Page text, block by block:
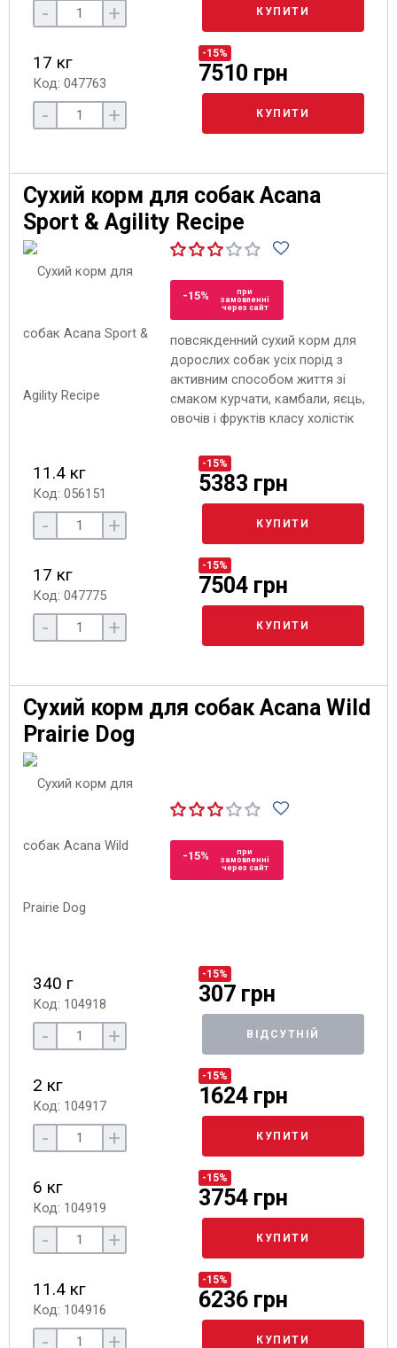
- + КУПИТИ
17 кг
Код: 047763
-15%
7510 грн
- + КУПИТИ
Сухий корм для собак Acana
Sport & Agility Recipe
-15%
при
замовленні
через сайт
повсякденний сухий корм для
дорослих собак усіх порід з
активним способом життя зі
смаком курчати, камбали, яєць,
овочів і фруктів класу холістік
11.4 кг
Код: 056151
-15%
5383 грн
- + КУПИТИ
17 кг
Код: 047775
-15%
7504 грн
- + КУПИТИ
Сухий корм для собак Acana Wild
Prairie Dog
-15%
при
замовленні
через сайт
340 г
Код: 104918
-15%
307 грн
- + ВІДСУТНІЙ
2 кг
Код: 104917
-15%
1624 грн
- + КУПИТИ
6 кг
Код: 104919
-15%
3754 грн
- + КУПИТИ
11.4 кг
Код: 104916
-15%
6236 грн
- + КУПИТИ